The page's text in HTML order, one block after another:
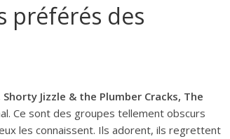
préférés des
Jizzle & the Plumber Cracks, The
Ce sont des groupes tellement obscurs
les connaissent. Ils adorent, ils regrettent